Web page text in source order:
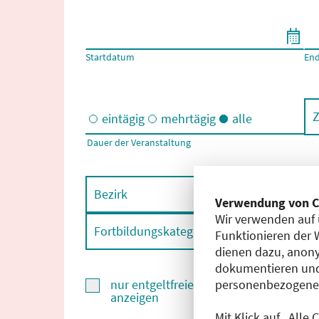
Verwendung von
Wir verwenden
Funktionieren der
dienen dazu,
dokumentieren
Startdatum
Eintägige und/oder mehrtägige Veranstaltungen
eintägig mehrtägig alle
Dauer der Veranstaltung
Bezirk
Fortbildungskategorie
nur entgeltfreie Fortbildungen
anzeigen